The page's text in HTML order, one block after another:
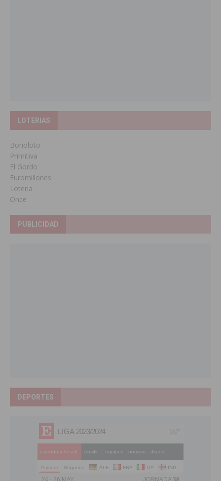
LOTERIAS
Bonoloto
Primitiva
El Gordo
Euromillones
Loteria
Once
PUBLICIDAD
DEPORTES